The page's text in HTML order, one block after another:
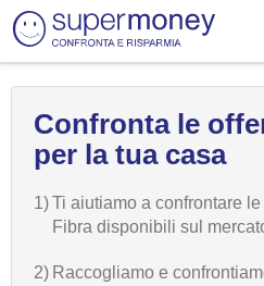
Confronta le
per la tua casa
1)Ti aiutiamo a confrontare
Fibra disponibili sul
2) Raccogliamo e